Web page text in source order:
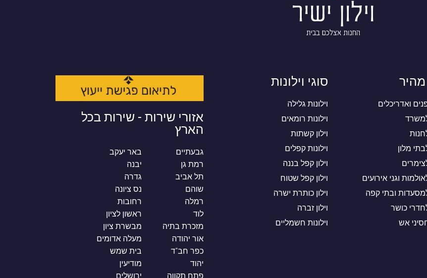
מהיר
ואדריכלים
למשרד
מלון
וגני אירועים
למסעדות ובתי קפה
לחדרי כושר
אש
סוגי וילונות
וילונות גלילה
וילונות רומאים
וילון קשתות
וילונות קפלים
וילון קפל בננה
וילון קפל שטוח
וילון כותרת ישרה
וילון זברה
וילונות חשמליים
אזורי שירות - שירות בכל
הארץ
גבעתיים
רמת גן
תל אביב
שוהם
רמלה
לוד
מזכרת בתיה
אור יהודה
כפר חב"ד
יהוד
פתח תקווה
באר יעקב
יבנה
גדרה
נס ציונה
רחובות
ראשון לציון
מבשרת ציון
מעלה אדומים
בית שמש
מודיעין
ירושלים